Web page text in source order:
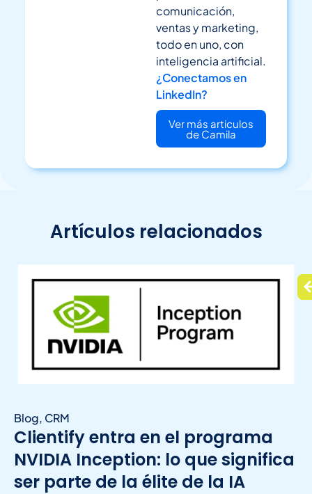
comunicación,
ventas y marketing,
todo en uno, con
inteligencia artificial.
¿Conectamos en
LinkedIn?
Ver más articulos
de Camila
Artículos relacionados
Blog, CRM
Clientify entra en el programa
NVIDIA Inception: lo que significa
ser parte de la élite de la IA